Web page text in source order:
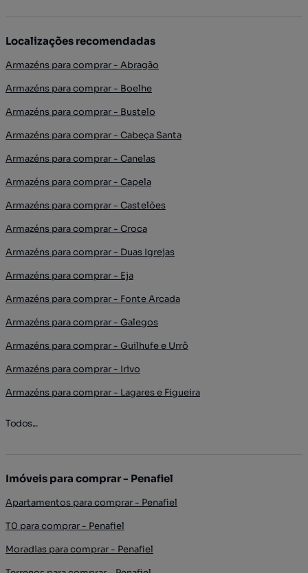
Localizações recomendadas
Armazéns para comprar - Abragão
Armazéns para comprar - Boelhe
Armazéns para comprar - Bustelo
Armazéns para comprar - Cabeça Santa
Armazéns para comprar - Canelas
Armazéns para comprar - Capela
Armazéns para comprar - Castelões
Armazéns para comprar - Croca
Armazéns para comprar - Duas Igrejas
Armazéns para comprar - Eja
Armazéns para comprar - Fonte Arcada
Armazéns para comprar - Galegos
Armazéns para comprar - Guilhufe e Urrô
Armazéns para comprar - Irivo
Armazéns para comprar - Lagares e Figueira
Todos...
Imóveis para comprar - Penafiel
Apartamentos para comprar - Penafiel
T0 para comprar - Penafiel
Moradias para comprar - Penafiel